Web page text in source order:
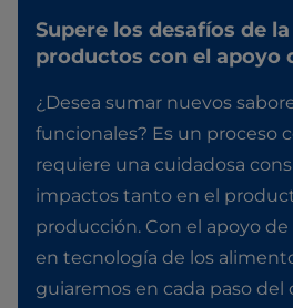
Supere los desafíos de
productos con el apoyo
¿Desea sumar nuevos
funcionales? Es un proceso
requiere una cuidadosa
impactos tanto en el
producción. Con el apoyo
en tecnología de los
guiaremos en cada paso del